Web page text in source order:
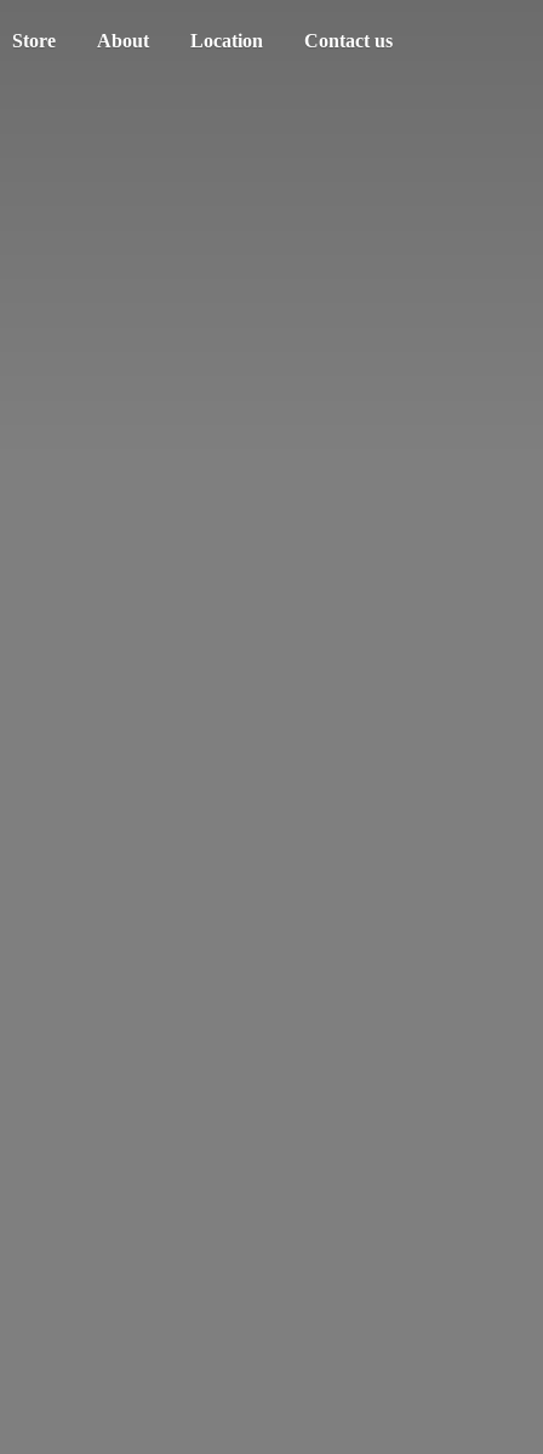
Store About Location Contact us